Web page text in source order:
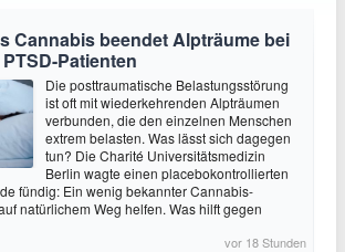
Cannabis beendet Alpträume bei
Patienten
Die posttraumatische Belastungsstörung
ist oft mit wiederkehrenden Alpträumen
verbunden, die den einzelnen Menschen
extrem belasten. Was lässt sich dagegen
tun? Die Charité Universitätsmedizin
Berlin wagte einen placebokontrollierten
fündig: Ein wenig bekannter Cannabis-
natürlichem Weg helfen. Was hilft gegen
vor 18 Stunden